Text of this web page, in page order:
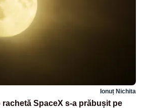
Ionuț Nichita
SpaceX s-a prăbușit pe